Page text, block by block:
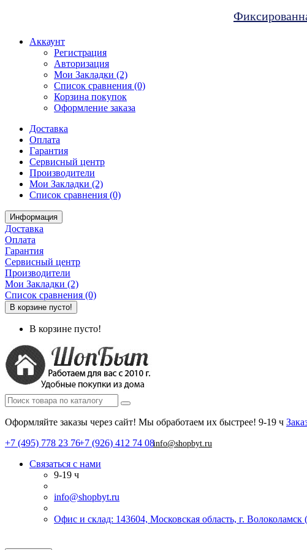
Аккаунт
Регистрация
Авторизация
Мои Закладки (2)
Список сравнения (0)
Корзина покупок
Оформление заказа
Доставка
Оплата
Гарантия
Сервисный центр
Производители
Мои Закладки (2)
Список сравнения (0)
Информация
Доставка
Оплата
Гарантия
Сервисный центр
Производители
Мои Закладки (2)
Список сравнения (0)
В корзине пусто!
В корзине пусто!
Оформляйте заказы через сайт! Мы обработаем их быстрее! 9-19 ч
+7 (495) 778 23 76+7 (926) 412 74 08info@shopbyt.ru
Связаться с нами
9-19 ч
info@shopbyt.ru
Офис и склад: 143604, Московская область, г. Волоколамск